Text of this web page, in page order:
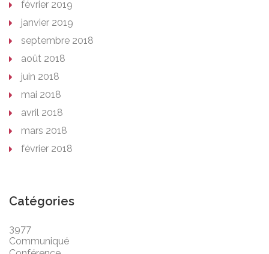
février 2019
janvier 2019
septembre 2018
août 2018
juin 2018
mai 2018
avril 2018
mars 2018
février 2018
Catégories
3977
Communiqué